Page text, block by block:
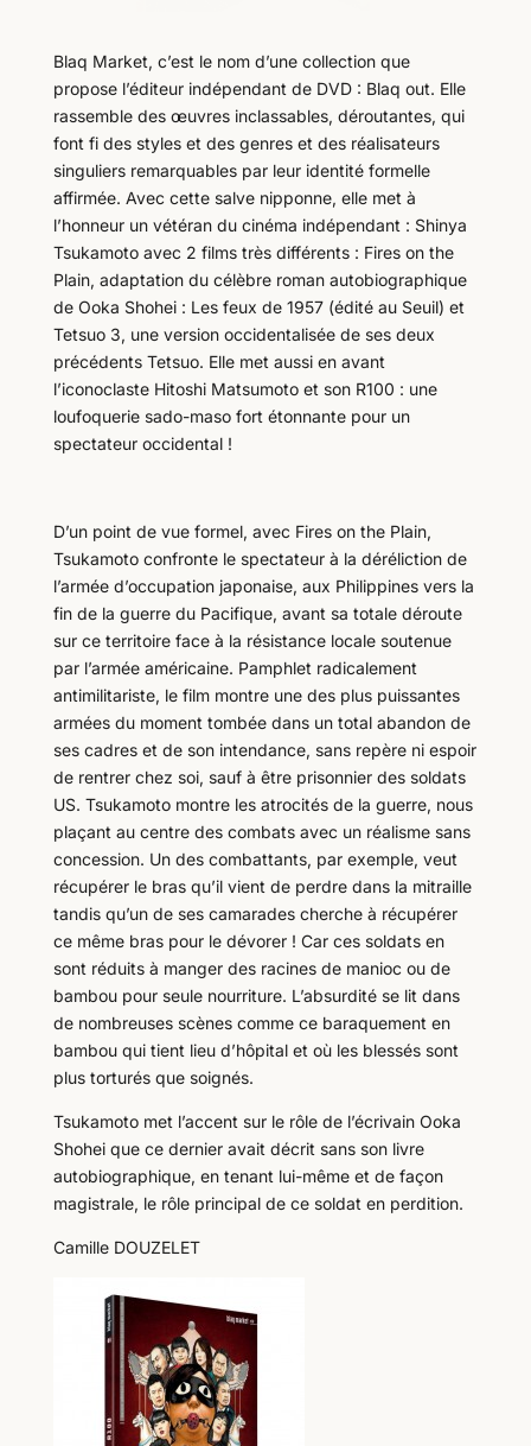
Blaq Market, c’est le nom d’une collection que
propose l’éditeur indépendant de DVD : Blaq out. Elle
rassemble des œuvres inclassables, déroutantes, qui
font fi des styles et des genres et des réalisateurs
singuliers remarquables par leur identité formelle
affirmée. Avec cette salve nipponne, elle met à
l’honneur un vétéran du cinéma indépendant : Shinya
Tsukamoto avec 2 films très différents : Fires on the
Plain, adaptation du célèbre roman autobiographique
de Ooka Shohei : Les feux de 1957 (édité au Seuil) et
Tetsuo 3, une version occidentalisée de ses deux
précédents Tetsuo. Elle met aussi en avant
l’iconoclaste Hitoshi Matsumoto et son R100 : une
loufoquerie sado-maso fort étonnante pour un
spectateur occidental !
D’un point de vue formel, avec Fires on the Plain,
Tsukamoto confronte le spectateur à la déréliction de
l’armée d’occupation japonaise, aux Philippines vers la
fin de la guerre du Pacifique, avant sa totale déroute
sur ce territoire face à la résistance locale soutenue
par l’armée américaine. Pamphlet radicalement
antimilitariste, le film montre une des plus puissantes
armées du moment tombée dans un total abandon de
ses cadres et de son intendance, sans repère ni espoir
de rentrer chez soi, sauf à être prisonnier des soldats
US. Tsukamoto montre les atrocités de la guerre, nous
plaçant au centre des combats avec un réalisme sans
concession. Un des combattants, par exemple, veut
récupérer le bras qu’il vient de perdre dans la mitraille
tandis qu’un de ses camarades cherche à récupérer
ce même bras pour le dévorer ! Car ces soldats en
sont réduits à manger des racines de manioc ou de
bambou pour seule nourriture. L’absurdité se lit dans
de nombreuses scènes comme ce baraquement en
bambou qui tient lieu d’hôpital et où les blessés sont
plus torturés que soignés.
Tsukamoto met l’accent sur le rôle de l’écrivain Ooka
Shohei que ce dernier avait décrit sans son livre
autobiographique, en tenant lui-même et de façon
magistrale, le rôle principal de ce soldat en perdition.
Camille DOUZELET